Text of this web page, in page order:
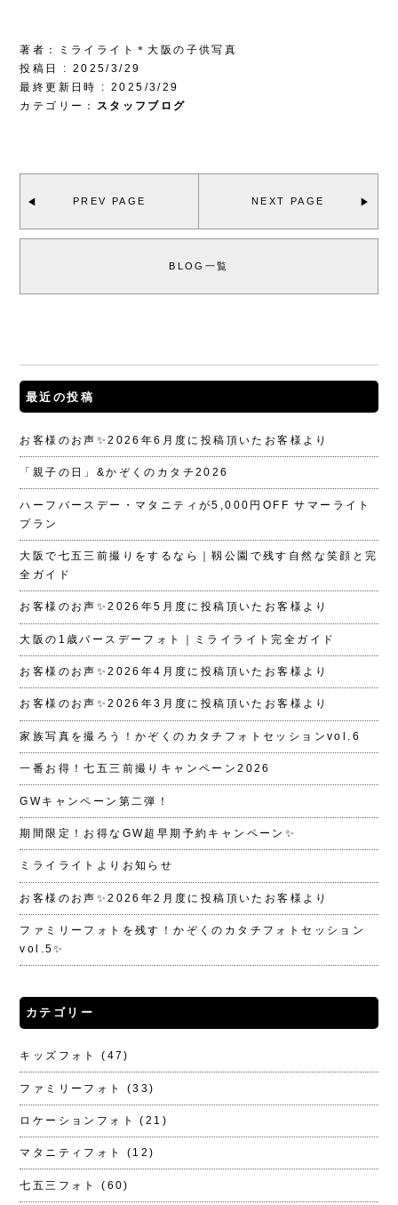
著者：ミライライト＊大阪の子供写真
投稿日 : 2025/3/29
最終更新日時 : 2025/3/29
カテゴリー：
スタッフブログ
PREV PAGE NEXT PAGE
BLOG一覧
最近の投稿
お客様のお声✨2026年6月度に投稿頂いたお客様より
「親子の日」&かぞくのカタチ2026
ハーフバースデー・マタニティが5,000円OFF サマーライト
プラン
大阪で七五三前撮りをするなら｜靱公園で残す自然な笑顔と完
全ガイド
お客様のお声✨2026年5月度に投稿頂いたお客様より
大阪の1歳バースデーフォト｜ミライライト完全ガイド
お客様のお声✨2026年4月度に投稿頂いたお客様より
お客様のお声✨2026年3月度に投稿頂いたお客様より
家族写真を撮ろう！かぞくのカタチフォトセッションvol.6
一番お得！七五三前撮りキャンペーン2026
GWキャンペーン第二弾！
期間限定！お得なGW超早期予約キャンペーン✨
ミライライトよりお知らせ
お客様のお声✨2026年2月度に投稿頂いたお客様より
ファミリーフォトを残す！かぞくのカタチフォトセッション
vol.5✨
カテゴリー
キッズフォト (47)
ファミリーフォト (33)
ロケーションフォト (21)
マタニティフォト (12)
七五三フォト (60)